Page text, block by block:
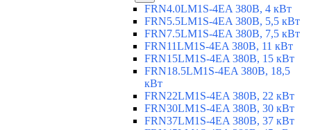
FRN4.0LM1S-4EA 380В, 4 кВт
FRN5.5LM1S-4EA 380В, 5,5 кВт
FRN7.5LM1S-4EA 380В, 7,5 кВт
FRN11LM1S-4EA 380В, 11 кВт
FRN15LM1S-4EA 380В, 15 кВт
FRN18.5LM1S-4EA 380В, 18,5
кВт
FRN22LM1S-4EA 380В, 22 кВт
FRN30LM1S-4EA 380В, 30 кВт
FRN37LM1S-4EA 380В, 37 кВт